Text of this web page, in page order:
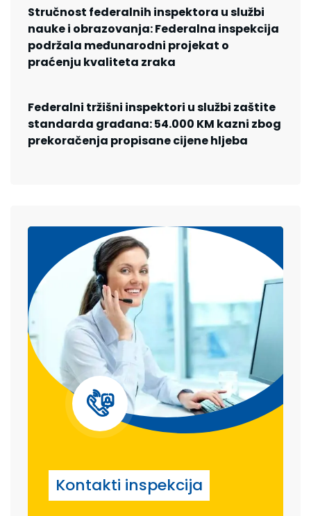
Stručnost federalnih inspektora u službi
nauke i obrazovanja: Federalna inspekcija
podržala međunarodni projekat o
praćenju kvaliteta zraka
Federalni tržišni inspektori u službi zaštite
standarda građana: 54.000 KM kazni zbog
prekoračenja propisane cijene hljeba
Kontakti inspekcija